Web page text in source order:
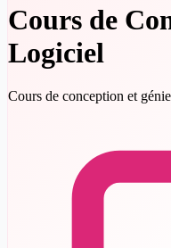
Cours de
Logiciel
Cours de conception et